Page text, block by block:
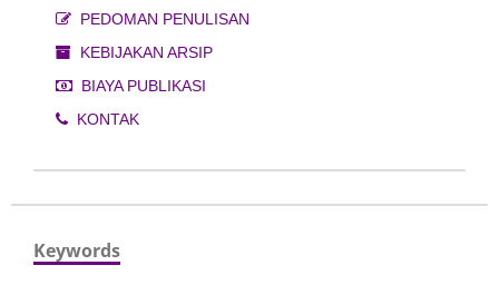
PEDOMAN PENULISAN
KEBIJAKAN ARSIP
BIAYA PUBLIKASI
KONTAK
Keywords